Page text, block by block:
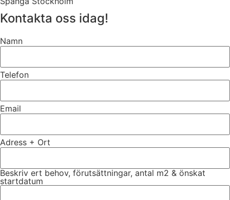
Kontakta oss idag!
Namn
Telefon
Email
Adress + Ort
Beskriv ert behov, förutsättningar, antal m2 & önskat
startdatum